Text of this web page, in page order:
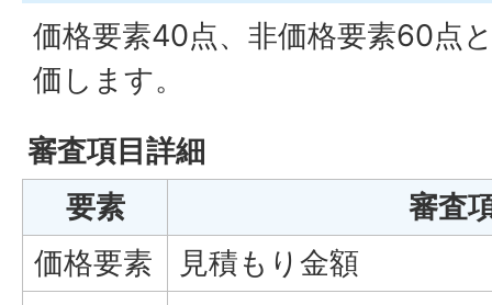
価格要素40点、非価格要素60点
価します。
審査項目詳細
要素
審査
価格要素
見積もり金額